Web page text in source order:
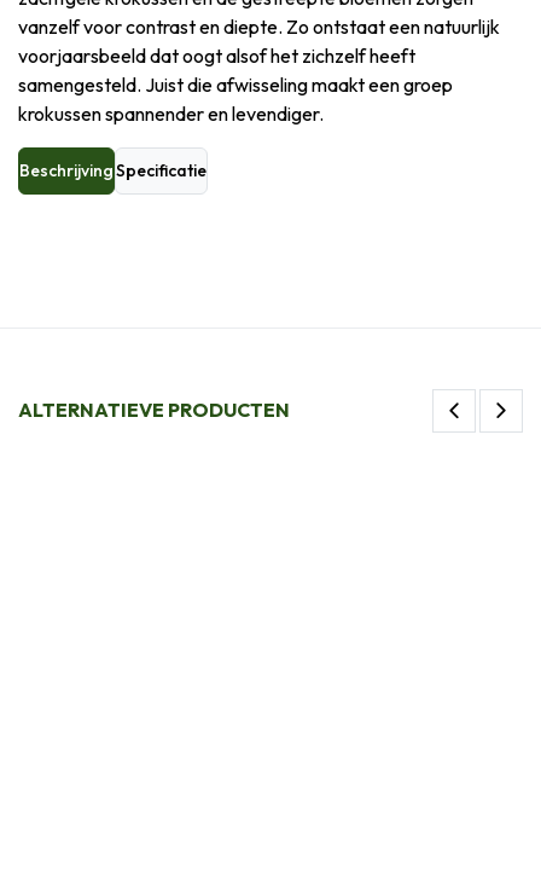
vanzelf voor contrast en diepte. Zo ontstaat een natuurlijk
voorjaarsbeeld dat oogt alsof het zichzelf heeft
samengesteld. Juist die afwisseling maakt een groep
krokussen spannender en levendiger.
BeschrijvingSpecificatie
ALTERNATIEVE PRODUCTEN